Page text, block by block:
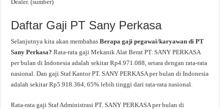
Dealer. (sumber)
Daftar Gaji PT Sany Perkasa
Selanjutnya kita akan membahasBerapa gaji pegawai/karyawan di PT
Sany Perkasa?Rata-rata gaji Mekanik Alat Berat PT. SANY PERKASA
per bulan di Indonesia adalah sekitar Rp4.971.088, setara dengan rata-rata
nasional. Dan gaji Staf Kantor PT. SANY PERKASA per bulan di Indonesia
adalah sekitar Rp5.918.364, 65% lebih tinggi dari rata-rata nasional.
Rata-rata gaji Staf Administrasi PT. SANY PERKASA per bulan di